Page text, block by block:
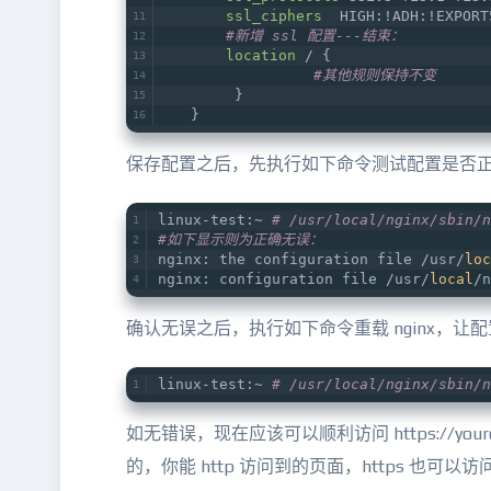
ssl_ciphers
#新增 ssl 配置---结束：
location / {
#其他规则保持不变
        }
   }
保存配置之后，先执行如下命令测试配置是否
linux-test:~ # /usr/local/nginx/sbin/
#如下显示则为正确无误：
nginx: the configuration file /usr/
nginx: configuration file /usr/ local/
确认无误之后，执行如下命令重载 nginx，让
linux-test:~ # /usr/local/nginx/sbin/
如无错误，现在应该可以顺利访问 https://
的，你能 http 访问到的页面，https 也可以访